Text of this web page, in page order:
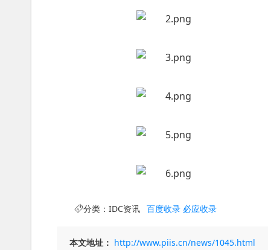
分类： IDC资讯 百度收录 必应收录
本文地址： http://www.piis.cn/news/1045.html